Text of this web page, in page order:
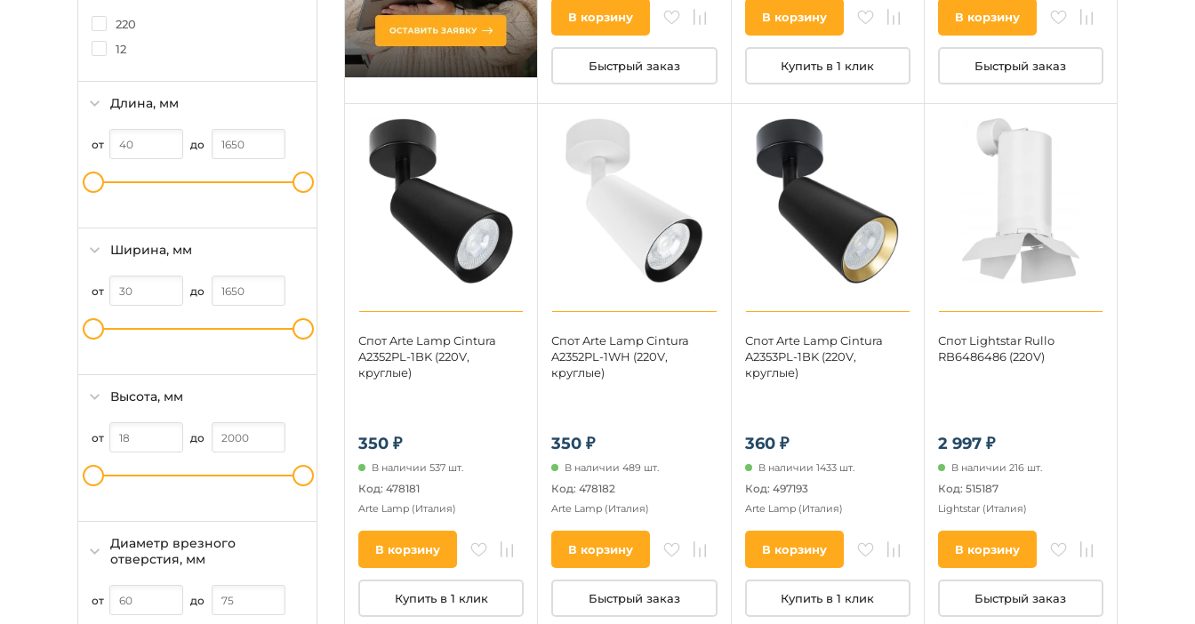
220
12
Длина, мм
от до
Ширина, мм
от до
Высота, мм
от до
Диаметр врезного
отверстия, мм
от до
В корзину
Быстрый заказ
В корзину
Купить в 1 клик
В корзину
Быстрый заказ
350 ₽
Спот Arte Lamp Cintura
A2352PL-1BK (220V,
круглые)
В наличии 537 шт.
Код: 478181
Arte Lamp (Италия)
В корзину
Купить в 1 клик
350 ₽
Спот Arte Lamp Cintura
A2352PL-1WH (220V,
круглые)
В наличии 489 шт.
Код: 478182
Arte Lamp (Италия)
В корзину
Быстрый заказ
360 ₽
Спот Arte Lamp Cintura
A2353PL-1BK (220V,
круглые)
В наличии 1433 шт.
Код: 497193
Arte Lamp (Италия)
В корзину
Купить в 1 клик
2 997 ₽
Спот Lightstar Rullo
RB6486486 (220V)
В наличии 216 шт.
Код: 515187
Lightstar (Италия)
В корзину
Быстрый заказ